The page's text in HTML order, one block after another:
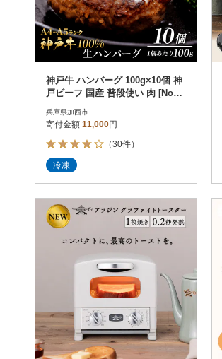
神戸牛 ハンバーグ 100g×10個 神
戸ビーフ 国産 普段使い 肉 [No56
兵庫県加西市
寄付金額 11,000円
（30件）
冷凍